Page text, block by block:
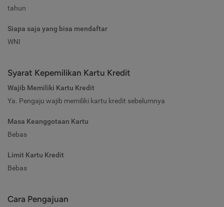
tahun
Siapa saja yang bisa mendaftar
WNI
Syarat Kepemilikan Kartu Kredit
Wajib Memiliki Kartu Kredit
Ya. Pengaju wajib memiliki kartu kredit sebelumnya
Masa Keanggotaan Kartu
Bebas
Limit Kartu Kredit
Bebas
Cara Pengajuan